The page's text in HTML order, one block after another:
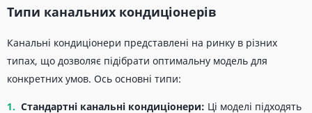
Типи канальних кондиціонерів
Канальні кондиціонери представлені на ринку в різних
типах, що дозволяє підібрати оптимальну модель для
конкретних умов. Ось основні типи:
Стандартні канальні кондиціонери: Ці моделі підходять